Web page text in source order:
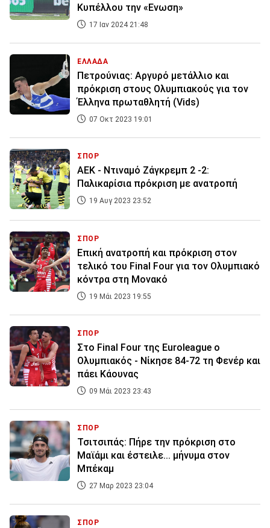
Κυπέλλου την «Ενωση»
17 Ιαν 2024 21:48
ΕΛΛΑΔΑ
Πετρούνιας: Αργυρό μετάλλιο και
πρόκριση στους Ολυμπιακούς για τον
Έλληνα πρωταθλητή (Vids)
07 Οκτ 2023 19:01
ΣΠΟΡ
ΑΕΚ - Ντιναμό Ζάγκρεμπ 2 -2:
Παλικαρίσια πρόκριση με ανατροπή
19 Αυγ 2023 23:52
ΣΠΟΡ
Επική ανατροπή και πρόκριση στον
τελικό του Final Four για τον Ολυμπιακό
κόντρα στη Μονακό
19 Μάι 2023 19:55
ΣΠΟΡ
Στο Final Four της Euroleague ο
Ολυμπιακός - Νίκησε 84-72 τη Φενέρ και
πάει Κάουνας
09 Μάι 2023 23:43
ΣΠΟΡ
Τσιτσιπάς: Πήρε την πρόκριση στο
Μαϊάμι και έστειλε... μήνυμα στον
Μπέκαμ
27 Μαρ 2023 23:04
ΣΠΟΡ